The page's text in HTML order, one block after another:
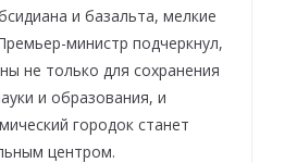
и базальта, мелкие
министр подчеркнул,
не только для сохранения
и образования, и
городок станет
центром.